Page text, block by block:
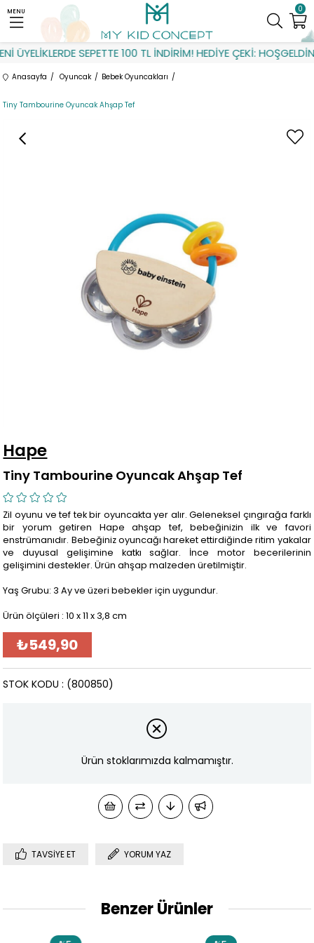
ÜYELİKLERDE SEPETTE 100 TL İNDİRİM! HEDİYE ÇEKİ: HOŞGELDİN
0
MENU
Anasayfa Oyuncak Bebek Oyuncakları
Tiny Tambourine Oyuncak Ahşap Tef
Hape
Tiny Tambourine Oyuncak Ahşap Tef
Zil oyunu ve tef tek bir oyuncakta yer alır. Geleneksel çıngırağa farklı
bir yorum getiren Hape ahşap tef, bebeğinizin ilk ve favori
enstrümanıdır. Bebeğiniz oyuncağı hareket ettirdiğinde ritim yakalar
ve duyusal gelişimine katkı sağlar. İnce motor becerilerinin
gelişimini destekler. Ürün ahşap malzeden üretilmiştir.
Yaş Grubu: 3 Ay ve üzeri bebekler için uygundur.
Ürün ölçüleri : 10 x 11 x 3,8 cm
₺549,90
(800850)
STOK KODU
Ürün stoklarımızda kalmamıştır.
TAVSIYE ET YORUM YAZ
Benzer Ürünler